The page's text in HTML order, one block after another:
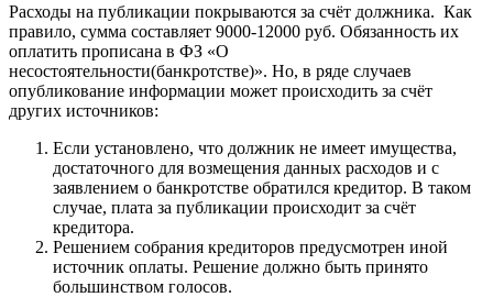
Расходы на публикации покрываются за счёт должника. Как
правило, сумма составляет 9000-12000 руб. Обязанность их
оплатить прописана в ФЗ «О
несостоятельности(банкротстве)». Но, в ряде случаев
опубликование информации может происходить за счёт
других источников:
Если установлено, что должник не имеет имущества,
достаточного для возмещения данных расходов и с
заявлением о банкротстве обратился кредитор. В таком
случае, плата за публикации происходит за счёт
кредитора.
Решением собрания кредиторов предусмотрен иной
источник оплаты. Решение должно быть принято
большинством голосов.